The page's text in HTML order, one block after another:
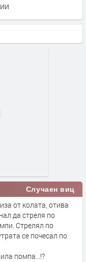
Случаен виц
от колата, отива
да стреля по
Стрелял по
се почесал по
помпа...!?